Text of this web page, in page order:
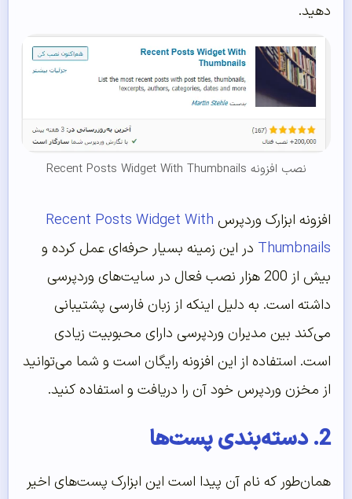
دهید.
نصب افزونه Recent Posts Widget With Thumbnails
افزونه ابزارک وردپرس Recent Posts Widget With
Thumbnails در این زمینه بسیار حرفه‌ای عمل کرده و
بیش از 200 هزار نصب فعال در سایت‌های وردپرسی
داشته است. به دلیل اینکه از زبان فارسی پشتیبانی
می‌کند بین مدیران وردپرسی دارای محبوبیت زیادی
است. استفاده از این افزونه رایگان است و شما می‌توانید
از مخزن وردپرس خود آن را دریافت و استفاده کنید.
2. دسته‌بندی پست‌ها
همان‌طور که نام آن پیدا است این ابزارک پست‌های اخیر